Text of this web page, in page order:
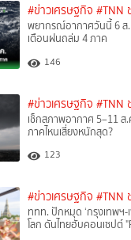
#ข่าวเศรษฐกิจ #TNN
พยากรณ์อากาศวันนี้ 6 ส.
เตือนฝนถล่ม 4 ภาค
146
#ข่าวเศรษฐกิจ #TNN
เช็กสภาพอากาศ 5–11
ภาคไหนเสี่ยงหนักสุด?
123
#ข่าวเศรษฐกิจ #TNN
ททท. ปักหมุด ‘กรุงเทพฯ-
โลก ดันไทยฮับคอนเซปต์